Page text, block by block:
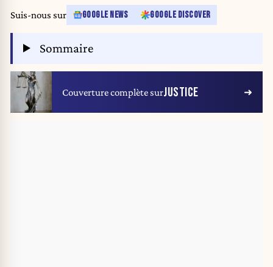
Suis-nous sur GOOGLE NEWS GOOGLE DISCOVER
Sommaire
Couverture complète surJUSTICE